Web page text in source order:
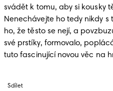
svádět k tomu, aby si kousky
Nenechávejte ho tedy nikdy
ho, že těsto se nejí, a
své prstíky, formovalo,
tuto fascinující novou věc na
Sdílet